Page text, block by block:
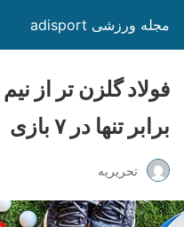
مجله ورزشی adisport
برابر تنها در ۷ بازی
تحریریه